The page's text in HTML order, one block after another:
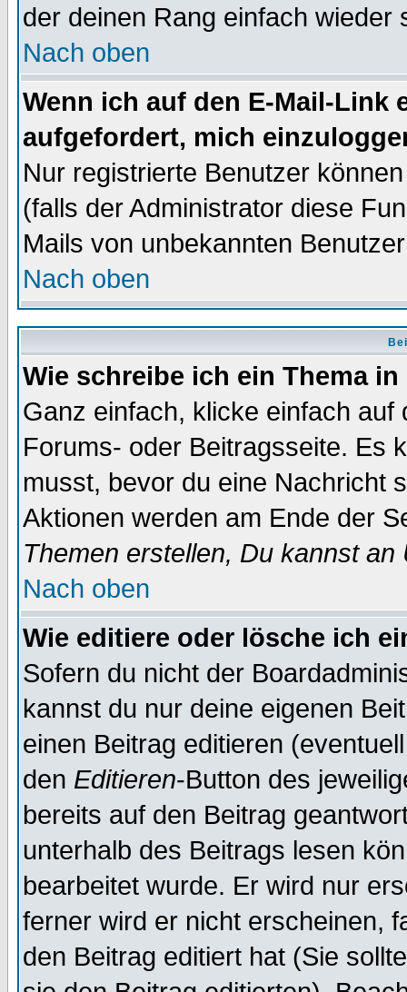
der deinen Rang einfach wieder
Nach oben
Wenn ich auf den E-Mail-Link
aufgefordert, mich
Nur registrierte Benutzer
(falls der Administrator diese
Mails von unbekannten
Nach oben
Wie schreibe ich ein Thema
Ganz einfach, klicke einfach
Forums- oder Beitragsseite. Es
musst, bevor du eine Nachricht
Aktionen werden am Ende der
Themen erstellen, Du kannst
Nach oben
Wie editiere oder lösche ich
Sofern du nicht der
kannst du nur deine eigenen
einen Beitrag editieren
den Editieren-Button des
bereits auf den Beitrag
unterhalb des Beitrags lesen
bearbeitet wurde. Er wird nur
ferner wird er nicht erscheinen,
den Beitrag editiert hat (Sie